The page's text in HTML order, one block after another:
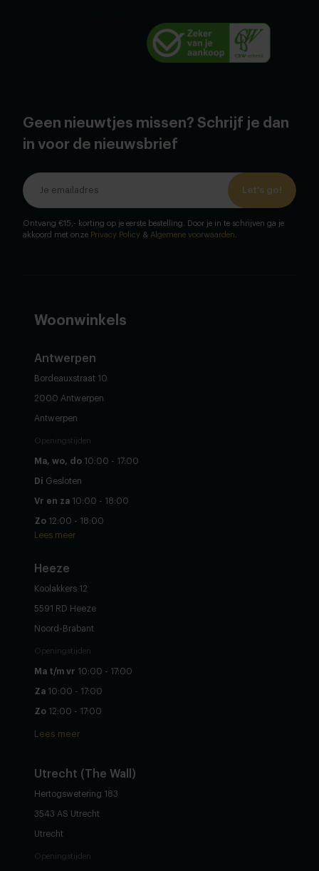
Geen nieuwtjes missen? Schrijf je dan
in voor de nieuwsbrief
Let's go!
Ontvang €15,- korting op je eerste bestelling. Door je in te schrijven ga je
akkoord met onze Privacy Policy & Algemene voorwaarden.
Woonwinkels
Antwerpen
Bordeauxstraat 10
2000 Antwerpen
Antwerpen
Openingstijden
Ma, wo, do 10:00 - 17:00
Di Gesloten
Vr en za 10:00 - 18:00
Zo 12:00 - 18:00
Lees meer
Heeze
Koolakkers 12
5591 RD Heeze
Noord-Brabant
Openingstijden
Ma t/m vr 10:00 - 17:00
Za 10:00 - 17:00
Zo 12:00 - 17:00
Lees meer
Utrecht (The Wall)
Hertogswetering 183
3543 AS Utrecht
Utrecht
Openingstijden